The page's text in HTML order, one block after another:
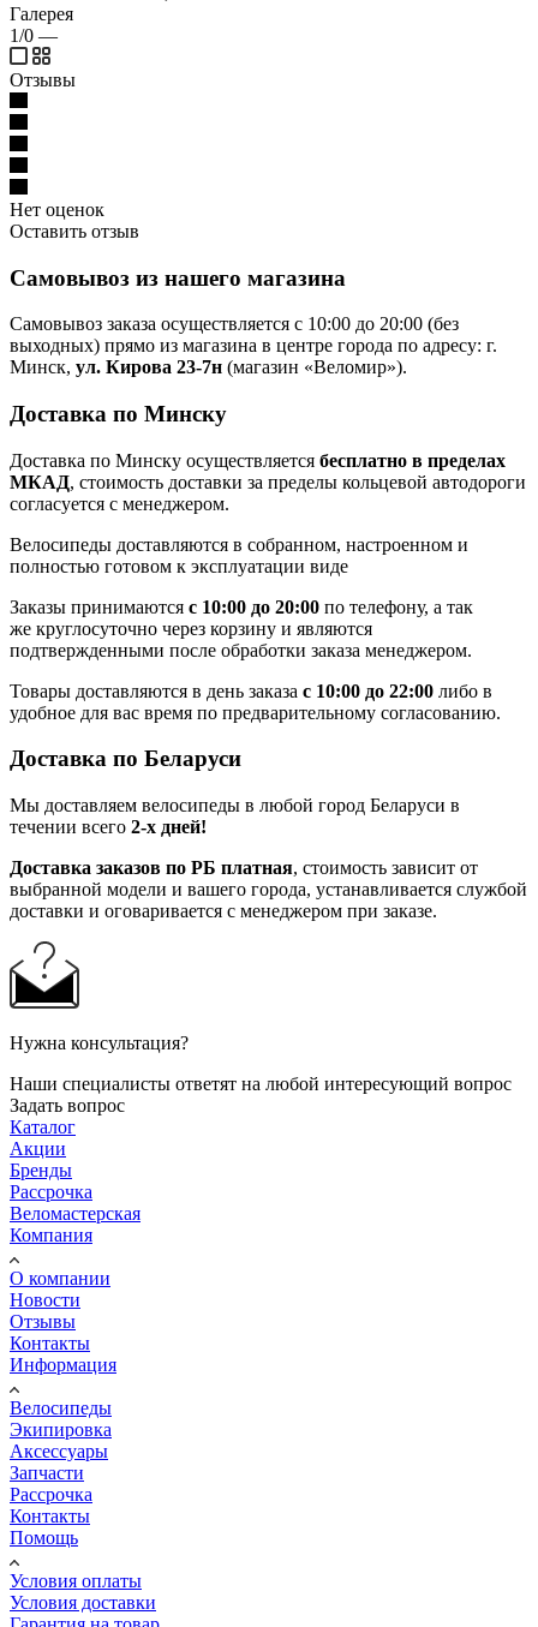
Галерея
1/0 —
Отзывы
Нет оценок
Оставить отзыв
Самовывоз из нашего магазина
Самовывоз заказа осуществляется с 10:00 до 20:00 (без
выходных) прямо из магазина в центре города по адресу: г.
Минск, ул. Кирова 23-7н (магазин «Веломир»).
Доставка по Минску
Доставка по Минску осуществляется бесплатно в пределах
МКАД, стоимость доставки за пределы кольцевой автодороги
согласуется с менеджером.
Велосипеды доставляются в собранном, настроенном и
полностью готовом к эксплуатации виде
Заказы принимаются с 10:00 до 20:00 по телефону, а так
же круглосуточно через корзину и являются
подтвержденными после обработки заказа менеджером.
Товары доставляются в день заказа с 10:00 до 22:00 либо в
удобное для вас время по предварительному согласованию.
Доставка по Беларуси
Мы доставляем велосипеды в любой город Беларуси в
течении всего 2-х дней!
Доставка заказов по РБ платная, стоимость зависит от
выбранной модели и вашего города, устанавливается службой
доставки и оговаривается с менеджером при заказе.
Нужна консультация?
Наши специалисты ответят на любой интересующий вопрос
Задать вопрос
Каталог
Акции
Бренды
Рассрочка
Веломастерская
Компания
О компании
Новости
Отзывы
Контакты
Информация
Велосипеды
Экипировка
Аксессуары
Запчасти
Рассрочка
Контакты
Помощь
Условия оплаты
Условия доставки